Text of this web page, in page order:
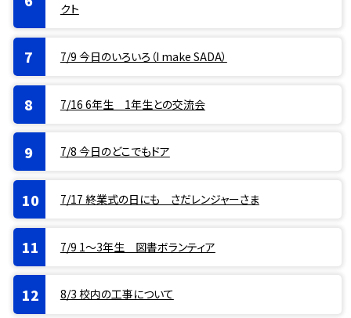
クト
7/9 今日のいろいろ（I make SADA）
7/16 6年生 1年生との交流会
7/8 今日のどこでもドア
7/17 終業式の日にも さだレンジャーさま
7/9 1〜3年生 図書ボランティア
8/3 校内の工事について